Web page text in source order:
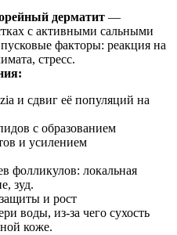
дерматит —
с активными сальными
факторы: реакция на
стресс.
и сдвиг её популяций на
с образованием
и усилением
фолликулов: локальная
зуд.
и рост
воды, из‑за чего сухость
коже.